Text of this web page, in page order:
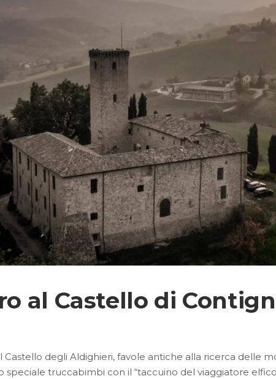
al Castello di
Castello degli Aldighieri, favole antiche alla ricerca delle
speciale truccabimbi con il “taccuino del viaggiatore